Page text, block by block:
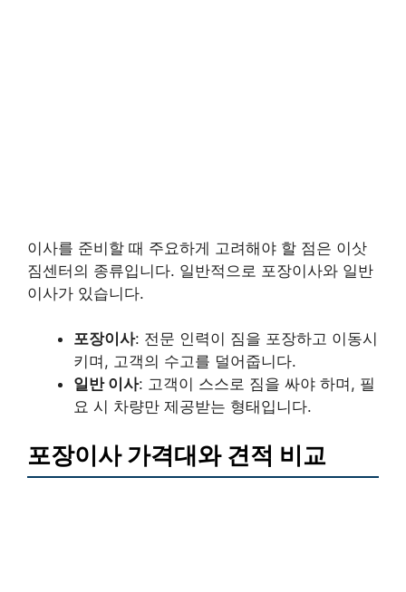
이사를 준비할 때 주요하게 고려해야 할 점은 이삿
짐센터의 종류입니다. 일반적으로 포장이사와 일반
이사가 있습니다.
포장이사: 전문 인력이 짐을 포장하고 이동시
키며, 고객의 수고를 덜어줍니다.
일반 이사: 고객이 스스로 짐을 싸야 하며, 필
요 시 차량만 제공받는 형태입니다.
포장이사 가격대와 견적 비교